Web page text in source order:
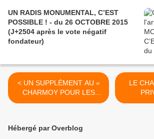
UN RADIS MONUMENTAL, C’EST
POSSIBLE ! - du 26 OCTOBRE 2015
(J+2504 après le vote négatif
fondateur)
< UN SUPPLÉMENT AU «
CHARMOY POUR LES
MULES » : CHANTECLER
après le vote négatif
LE
Hébergé par Overblog